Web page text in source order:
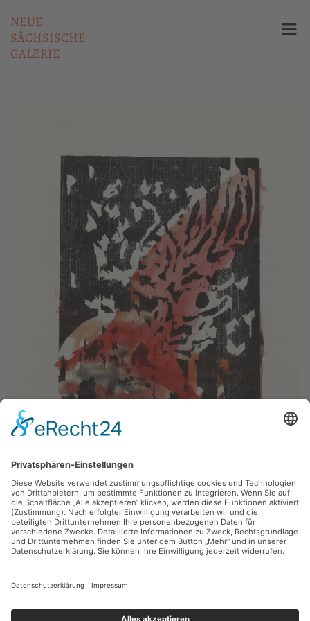
NEUE
SÄCHSISCHE
GALERIE
Hartwig Ebersbach,Menschenfresser
1993, Holzschnitt, 29.5 x 40 cm, Inv.: B-05958
zurück
Bitte schreiben Sie an sammlung@kunsthuette.de